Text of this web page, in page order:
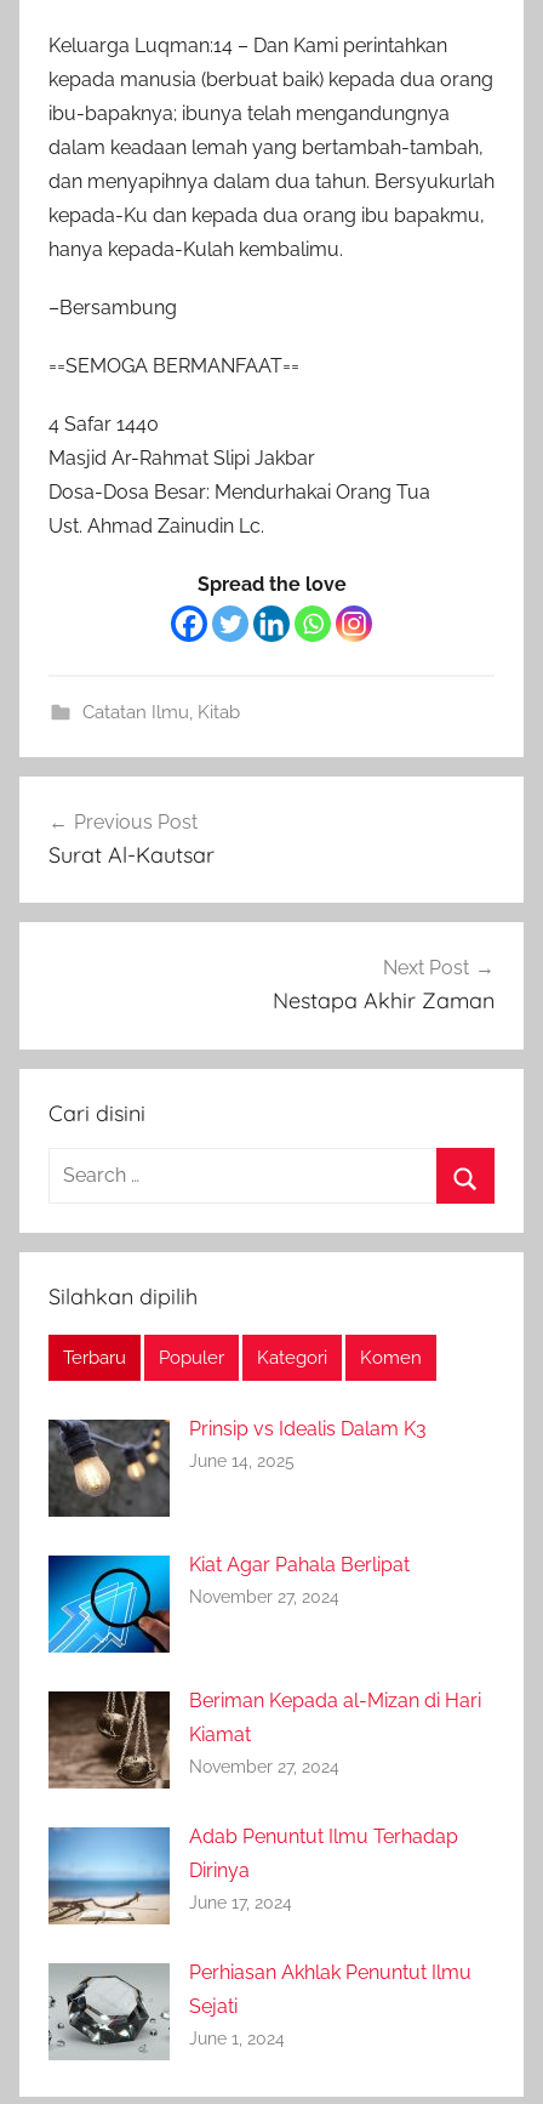
Keluarga Luqman:14 – Dan Kami perintahkan
kepada manusia (berbuat baik) kepada dua orang
ibu-bapaknya; ibunya telah mengandungnya
dalam keadaan lemah yang bertambah-tambah,
dan menyapihnya dalam dua tahun. Bersyukurlah
kepada-Ku dan kepada dua orang ibu bapakmu,
hanya kepada-Kulah kembalimu.
–Bersambung
==SEMOGA BERMANFAAT==
4 Safar 1440
Masjid Ar-Rahmat Slipi Jakbar
Dosa-Dosa Besar: Mendurhakai Orang Tua
Ust. Ahmad Zainudin Lc.
Spread the love
Catatan Ilmu, Kitab
navigation
Previous Post
Surat Al-Kautsar
Next Post
Nestapa Akhir Zaman
Cari disini
Search
Silahkan dipilih
Terbaru Populer Kategori Komen
Prinsip vs Idealis Dalam K3
June 14, 2025
Kiat Agar Pahala Berlipat
November 27, 2024
Beriman Kepada al-Mizan di Hari
Kiamat
November 27, 2024
Adab Penuntut Ilmu Terhadap
Dirinya
June 17, 2024
Perhiasan Akhlak Penuntut Ilmu
Sejati
June 1, 2024